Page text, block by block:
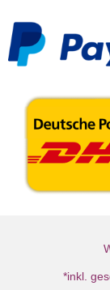
*inkl.